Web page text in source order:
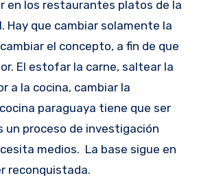
en los restaurantes platos de la
Hay que cambiar solamente la
el concepto, a fin de que
El estofar la carne, saltear la
a la cocina, cambiar la
paraguaya tiene que ser
un proceso de investigación
medios. La base sigue en
reconquistada.